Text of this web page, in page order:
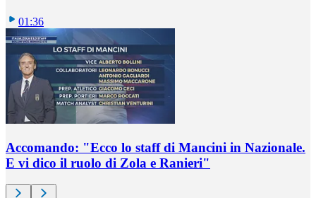
01:36
Accomando: "Ecco lo staff di Mancini in Nazionale.
E vi dico il ruolo di Zola e Ranieri"